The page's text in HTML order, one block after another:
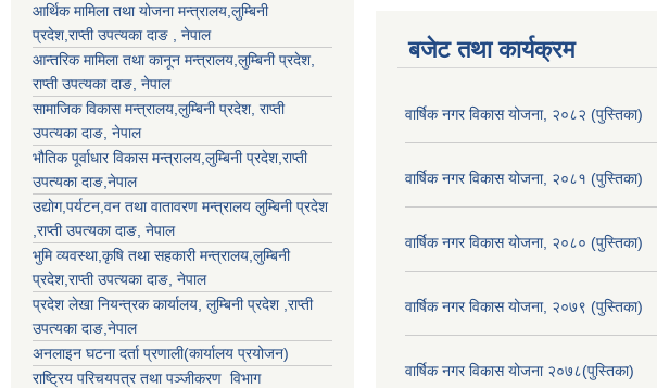
आर्थिक मामिला तथा योजना मन्त्रालय, लुम्बिनी
प्रदेश ,राप्ती उपत्यका दाङ , नेपाल
आन्तरिक मामिला तथा कानून मन्त्रालय, लुम्बिनी प्रदेश
राप्ती उपत्यका दाङ , नेपाल
सामाजिक विकास मन्त्रालय, लुम्बिनी प्रदेश राप्ती
उपत्यका दाङ , नेपाल
भौतिक पूर्वाधार विकास मन्त्रालय, लुम्बिनी प्रदेश राप्ती
उपत्यका दाङ ,नेपाल
उद्याेग,पर्यटन,वन तथा वातावरण मन्त्रालय लुम्बिनी प्रदेश
राप्ती उपत्यका दाङ , नेपाल
भुमि व्यवस्था,कृषि तथा सहकारी मन्त्रालय, लुम्बिनी
प्रदेश राप्ती उपत्यका दाङ , नेपाल
प्रदेश लेखा नियन्त्रक कार्यालय, लुम्बिनी प्रदेश राप्ती
उपत्यका दाङ ,नेपाल
अनलाइन घटना दर्ता प्रणाली(कार्यालय प्रयोजन)
राष्ट्रिय परिचयपत्र तथा पञ्जीकरण विभाग
बजेट तथा कार्यक्रम
वार्षिक नगर विकास योजना, २०८२ (पुस्तिका)
वार्षिक नगर विकास योजना, २०८१ (पुस्तिका)
वार्षिक नगर विकास योजना, २०८० (पुस्तिका)
वार्षिक नगर विकास योजना, २०७९ (पुस्तिका)
वार्षिक नगर विकास योजना २०७८(पुस्तिका)